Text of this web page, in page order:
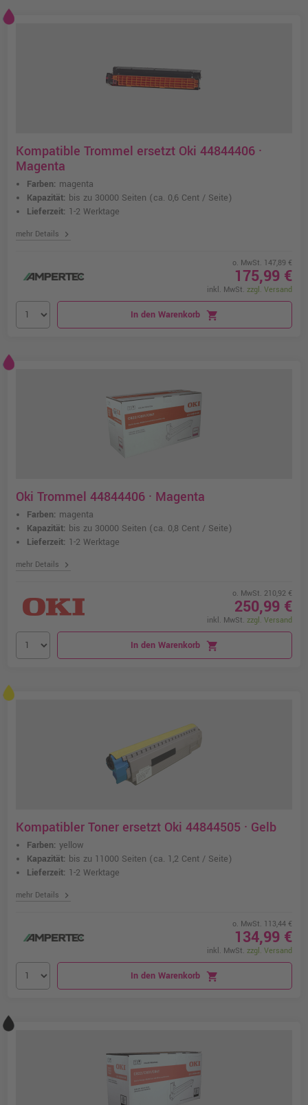
Kompatible Trommel ersetzt Oki 44844406 ·
Magenta
Farben: magenta
Kapazität: bis zu 30000 Seiten (ca. 0,6 Cent / Seite)
Lieferzeit: 1-2 Werktage
mehr Details chevron_right
o. MwSt. 147,89 €
175,99 €
inkl. MwSt. zzgl. Versand
In den Warenkorb shopping_cart
Oki Trommel 44844406 · Magenta
Farben: magenta
Kapazität: bis zu 30000 Seiten (ca. 0,8 Cent / Seite)
Lieferzeit: 1-2 Werktage
mehr Details chevron_right
o. MwSt. 210,92 €
250,99 €
inkl. MwSt. zzgl. Versand
In den Warenkorb shopping_cart
Kompatibler Toner ersetzt Oki 44844505 · Gelb
Farben: yellow
Kapazität: bis zu 11000 Seiten (ca. 1,2 Cent / Seite)
Lieferzeit: 1-2 Werktage
mehr Details chevron_right
o. MwSt. 113,44 €
134,99 €
inkl. MwSt. zzgl. Versand
In den Warenkorb shopping_cart